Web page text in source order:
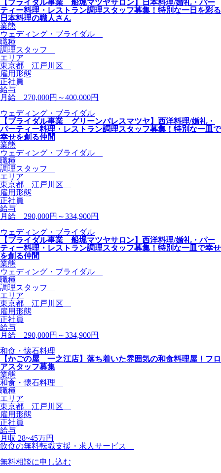
【ブライダル事業 船堀マツヤサロン】日本料理/婚礼・パー
ティー料理・レストラン調理スタッフ募集！特別な一日を彩る
日本料理の職人さん
業態
ウェディング・ブライダル
職種
調理スタッフ
エリア
東京都 江戸川区
雇用形態
正社員
給与
月給 270,000円～400,000円
ウェディング・ブライダル
【ブライダル事業 グリーンパレスマツヤ】西洋料理/婚礼・
パーティー料理・レストラン調理スタッフ募集！特別な一皿で
幸せを創る仲間
業態
ウェディング・ブライダル
職種
調理スタッフ
エリア
東京都 江戸川区
雇用形態
正社員
給与
月給 290,000円～334,900円
ウェディング・ブライダル
【ブライダル事業 船堀マツヤサロン】西洋料理/婚礼・パー
ティー料理・レストラン調理スタッフ募集！特別な一皿で幸せ
を創る仲間
業態
ウェディング・ブライダル
職種
調理スタッフ
エリア
東京都 江戸川区
雇用形態
正社員
給与
月給 290,000円～334,900円
和食・懐石料理
【かごの屋 一之江店】落ち着いた雰囲気の和食料理屋！フロ
アスタッフ募集
業態
和食・懐石料理
職種
エリア
東京都 江戸川区
雇用形態
正社員
給与
月収 28~45万円
飲食の無料転職支援・求人サービス
無料相談に申し込む